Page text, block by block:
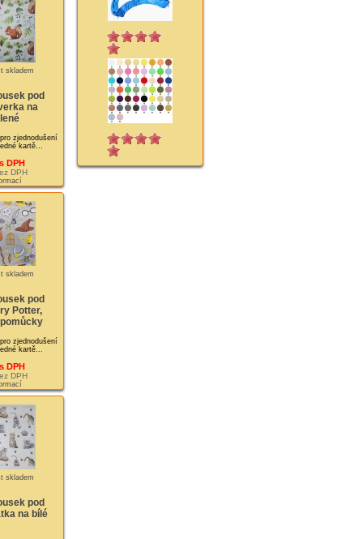
pod
na
zjednodušení
kartě...
DPH
DPH
pod
Potter,
zjednodušení
kartě...
DPH
DPH
pod
na bílé